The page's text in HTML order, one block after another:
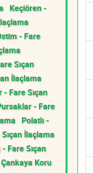
Keçiören -
- Fare
Sıçan
İlaçlama
- Fare Sıçan
- Fare
Polatlı -
İlaçlama
Fare Sıçan
Çankaya Koru